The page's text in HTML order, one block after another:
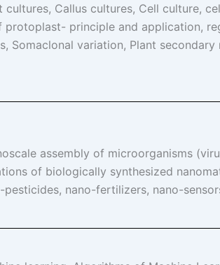
Callus cultures, Cell culture,
protoplast- principle and application,
variation, Plant secondary
assembly of microorganisms
of biologically synthesized
nano-fertilizers, nano-